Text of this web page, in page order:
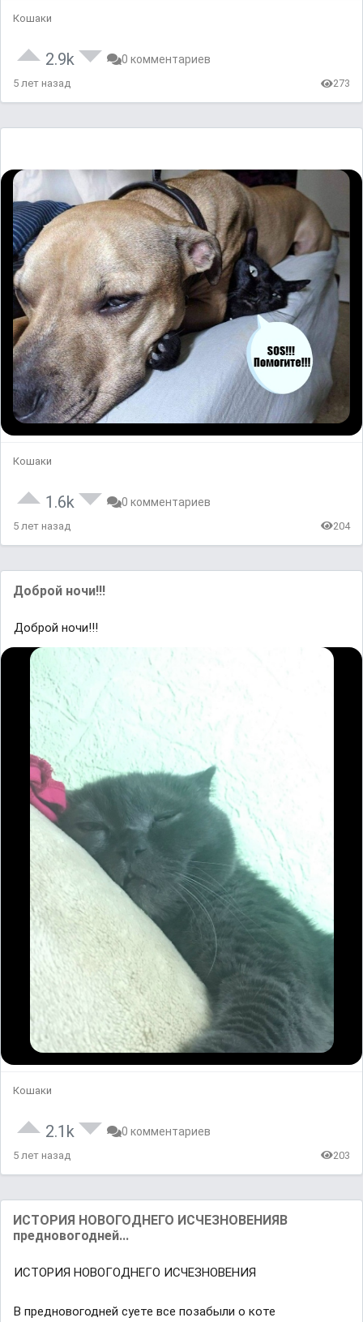
Кошаки
2.9k 0 комментариев
5 лет назад 273
Кошаки
1.6k 0 комментариев
5 лет назад 204
Доброй ночи!!!
Доброй ночи!!!
Кошаки
2.1k 0 комментариев
5 лет назад 203
ИСТОРИЯ НОВОГОДНЕГО ИСЧЕЗНОВЕНИЯВ
предновогодней...
ИСТОРИЯ НОВОГОДНЕГО ИСЧЕЗНОВЕНИЯ
В предновогодней суете все позабыли о коте